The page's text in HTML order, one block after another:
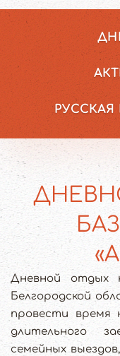
Дневной отдых
Белгородской
провести время
длительного
семейных